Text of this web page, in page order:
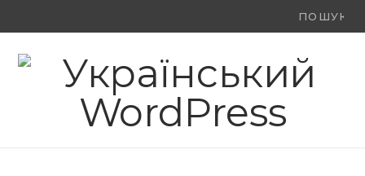
Ви
F X
(
Y
o